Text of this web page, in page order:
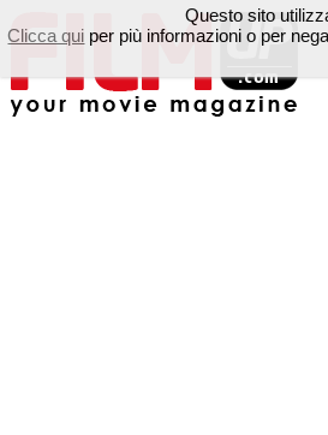
Questo sito
Clicca qui per più informazioni o per